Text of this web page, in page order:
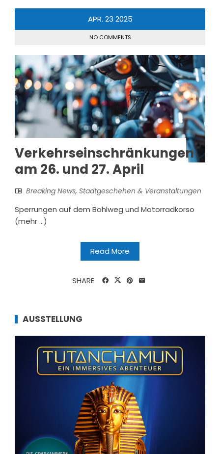
APR. 23 2025
NO COMMENTS
Verkehrseinschränkungen
am 26. und 27. April
Breaking News, Stadtgeschehen & Veranstaltungen
Sperrungen auf dem Bohlweg und Motorradkorso
(mehr …)
Read More
SHARE
AUSSTELLUNG